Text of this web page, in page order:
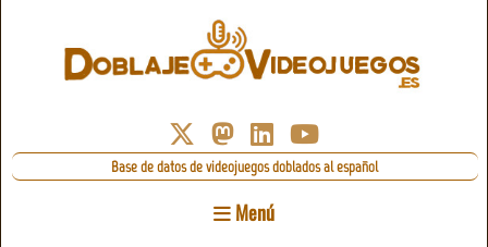
Base de datos de videojuegos doblados al español
Menú